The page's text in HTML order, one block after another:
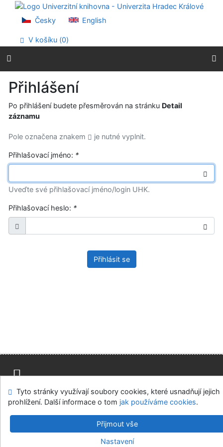
Přejít na obsah
Přejít na menu
Prohlášení o webové přístupnosti
Česky English
V košíku (0)
Přihlášení
Po přihlášení budete přesměrován na stránku Detail
záznamu
Pole označena znakem je nutné vyplnit.
Přihlašovací jméno: *
Uveďte své přihlašovací jméno/login UHK.
Přihlašovací heslo: *
Přihlásit se
Mapa stránek Přístupnost
Soukromí
Modul OpenSearch
Napište nám Nastavení cookies
Univerzitní knihovna - Univerzita Hradec Králové
v.4.8.63a-Cosmotron Bohemia, s.r.o.
Tyto stránky využívají soubory cookies, které usnadňují jejich
prohlížení. Další informace o tom jak používáme cookies.
Přijmout vše
Nastavení